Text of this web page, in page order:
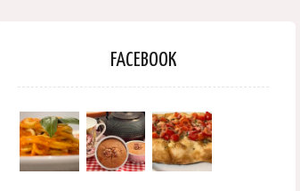
FACEBOOK